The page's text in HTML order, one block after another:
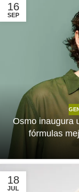
16
SEP
Osmo inaugura
fórmulas
18
JUL